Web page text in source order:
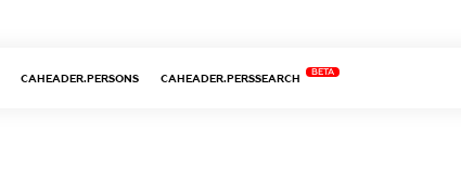
CAHEADER.PERSONS CAHEADER.PERSSEARCH
BETA